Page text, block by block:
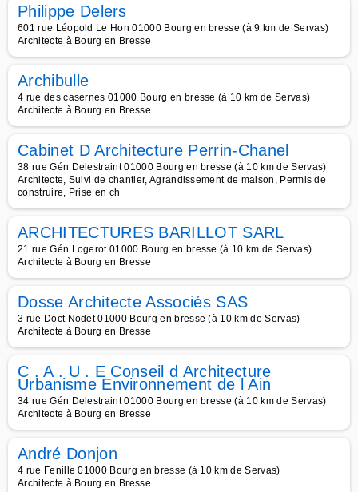
Philippe Delers
601 rue Léopold Le Hon 01000 Bourg en bresse (à 9 km de Servas)
Architecte à Bourg en Bresse
Archibulle
4 rue des casernes 01000 Bourg en bresse (à 10 km de Servas)
Architecte à Bourg en Bresse
Cabinet D Architecture Perrin-Chanel
38 rue Gén Delestraint 01000 Bourg en bresse (à 10 km de Servas)
Architecte, Suivi de chantier, Agrandissement de maison, Permis de
construire, Prise en ch
ARCHITECTURES BARILLOT SARL
21 rue Gén Logerot 01000 Bourg en bresse (à 10 km de Servas)
Architecte à Bourg en Bresse
Dosse Architecte Associés SAS
3 rue Doct Nodet 01000 Bourg en bresse (à 10 km de Servas)
Architecte à Bourg en Bresse
C . A . U . E Conseil d Architecture
Urbanisme Environnement de l Ain
34 rue Gén Delestraint 01000 Bourg en bresse (à 10 km de Servas)
Architecte à Bourg en Bresse
André Donjon
4 rue Fenille 01000 Bourg en bresse (à 10 km de Servas)
Architecte à Bourg en Bresse